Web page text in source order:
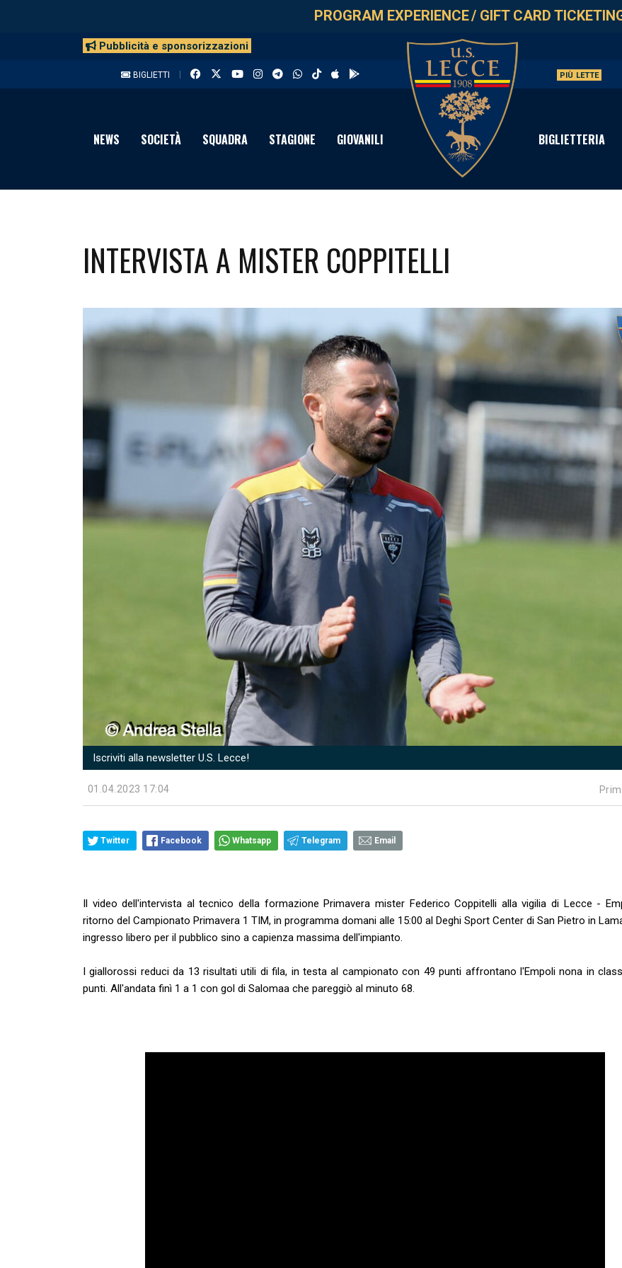
PROGRAM EXPERIENCE/ GIFT CARD
Pubblicità e sponsorizzazioni
BIGLIETTI PIÙ LETTE
NEWS SOCIETÀ SQUADRA STAGIONE GIOVANILI BIGLIETTERIA
INTERVISTA A MISTER COPPITELLI
Iscriviti alla newsletter U.S. Lecce!
01.04.2023 17:04
Twitter Facebook Whatsapp Telegram Email
Il video dell'intervista al tecnico della formazione Primavera mister Federico Coppitelli alla vigilia di Lecce -
ritorno del Campionato Primavera 1 TIM, in programma domani alle 15:00 al Deghi Sport Center di San Pietro in
ingresso libero per il pubblico sino a capienza massima dell'impianto.
I giallorossi reduci da 13 risultati utili di fila, in testa al campionato con 49 punti affrontano l'Empoli nona in
punti. All'andata finì 1 a 1 con gol di Salomaa che pareggiò al minuto 68.